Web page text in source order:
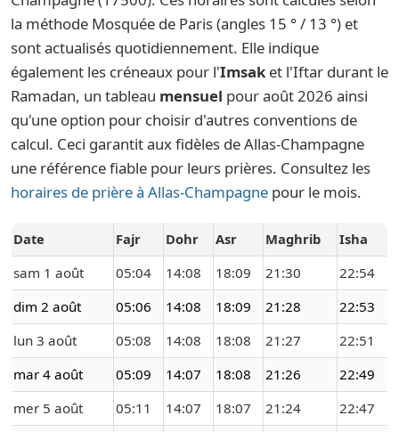
la méthode Mosquée de Paris (angles 15 ° / 13 °) et
sont actualisés quotidiennement. Elle indique
également les créneaux pour l'Imsak et l'Iftar durant le
Ramadan, un tableau mensuel pour août 2026 ainsi
qu'une option pour choisir d'autres conventions de
calcul. Ceci garantit aux fidèles de Allas-Champagne
une référence fiable pour leurs prières. Consultez les
horaires de prière à Allas-Champagne pour le mois.
Date Fajr Dohr Asr Maghrib
Isha
sam 1 août
05:04 14:08 18:09 21:30
22:54
dim 2 août
05:06 14:08 18:09 21:28
22:53
lun 3 août
05:08 14:08 18:08 21:27
22:51
mar 4 août
05:09 14:07 18:08 21:26
22:49
mer 5 août
05:11 14:07 18:07 21:24
22:47